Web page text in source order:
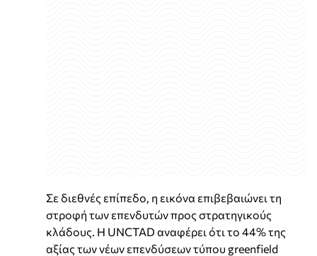
Σε διεθνές επίπεδο, η εικόνα επιβεβαιώνει τη
στροφή των επενδυτών προς στρατηγικούς
κλάδους. Η UNCTAD αναφέρει ότι το 44% της
αξίας των νέων επενδύσεων τύπου greenfield